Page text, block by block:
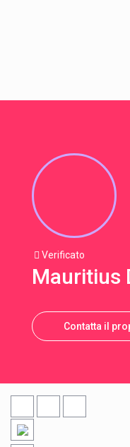
Verificato
Mauritius
Contatta il